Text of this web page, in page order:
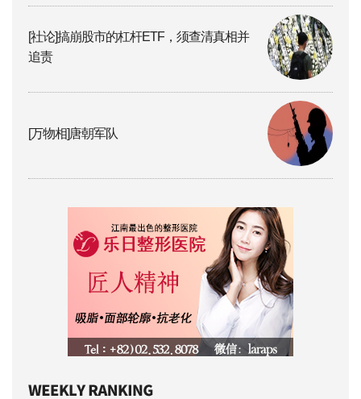
[社论]搞崩股市的杠杆ETF，须查清真相并
追责
[万物相]唐朝军队